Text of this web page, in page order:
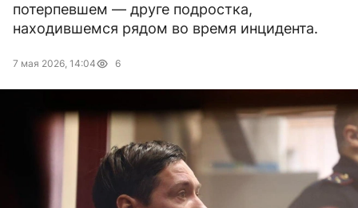
потерпевшем — друге подростка,
находившемся рядом во время инцидента.
7 мая 2026, 14:04 6